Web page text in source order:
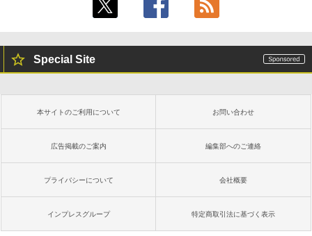
Special Site
本サイトのご利用について お問い合わせ
広告掲載のご案内 編集部へのご連絡
プライバシーについて 会社概要
インプレスグループ 特定商取引法に基づく表示